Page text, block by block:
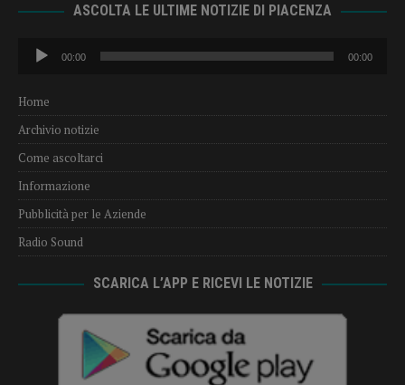
ASCOLTA LE ULTIME NOTIZIE DI PIACENZA
Audio
Player
00:00 00:00
Home
Archivio notizie
Come ascoltarci
Informazione
Pubblicità per le Aziende
Radio Sound
SCARICA L’APP E RICEVI LE NOTIZIE